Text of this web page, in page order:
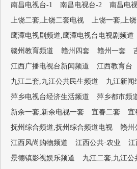
南昌电视台-1
南昌电视台-2 南昌电
上饶二套,上饶二套电视
上饶一套,上
鹰潭电视剧频道,鹰潭电视台电视剧频道
赣州教育频道
赣州四套 赣州一套
江西广播电视台新闻频道
江西教育台
九江二套,九江公共民生频道
九江新闻
萍乡电视台经济生活频道
萍乡都市频
新余一套,新余电视一套
宜春二套 宜
抚州综合频道,抚州综合频道电视
赣州
江西风尚购物频道
江西公共·农业 江
景德镇影视娱乐频道
九江二套,九江公